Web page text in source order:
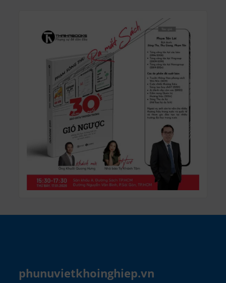
phunuvietkhoinghiep.vn